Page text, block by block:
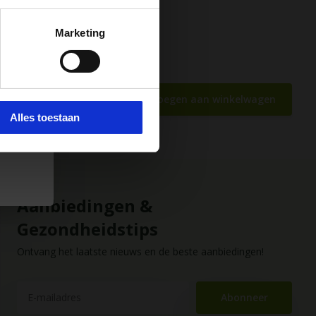
Marketing
Alles toestaan
Toevoegen aan winkelwagen
Aanbiedingen &
Gezondheidstips
Ontvang het laatste nieuws en de beste aanbiedingen!
Abonneer